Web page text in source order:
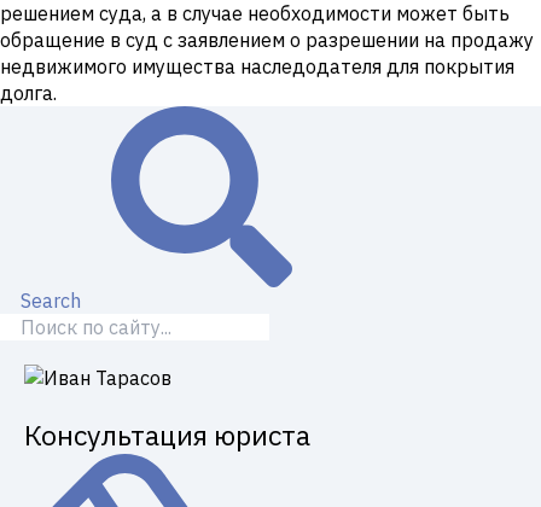
решением суда, а в случае необходимости может быть
обращение в суд с заявлением о разрешении на продажу
недвижимого имущества наследодателя для покрытия
долга.
Search
Консультация юриста